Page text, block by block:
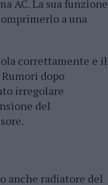
AC. La sua funzione
a una
correttamente e il
dopo
irregolare
del
anche radiatore del